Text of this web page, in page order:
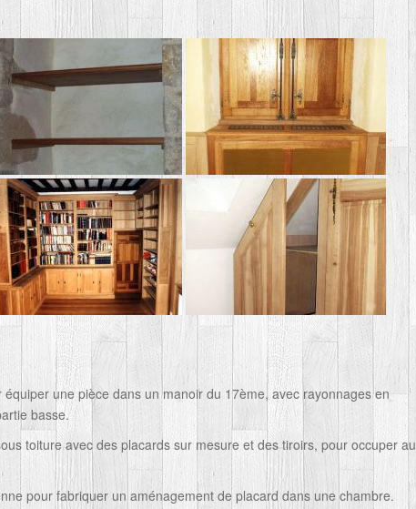
une pièce dans un manoir du 17ème, avec rayonnages en
basse.
toiture avec des placards sur mesure et des tiroirs, pour occuper au
pour fabriquer un aménagement de placard dans une chambre.